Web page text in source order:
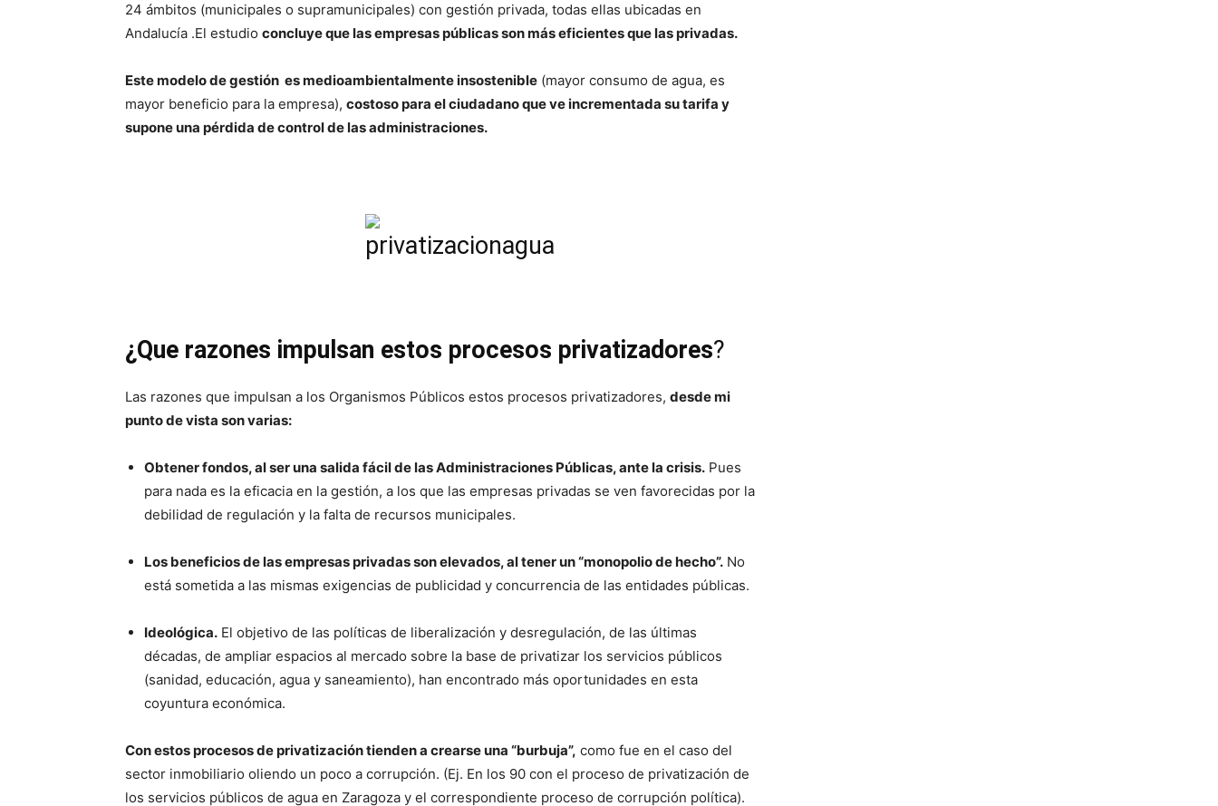
24 ámbitos (municipales o supramunicipales) con gestión privada, todas ellas ubicadas en
Andalucía .El estudio concluye que las empresas públicas son más eficientes que las privadas.
Este modelo de gestión es medioambientalmente insostenible (mayor consumo de agua, es
mayor beneficio para la empresa), costoso para el ciudadano que ve incrementada su tarifa y
supone una pérdida de control de las administraciones.
¿Que razones impulsan estos procesos privatizadores?
Las razones que impulsan a los Organismos Públicos estos procesos privatizadores, desde mi
punto de vista son varias:
Obtener fondos, al ser una salida fácil de las Administraciones Públicas, ante la crisis. Pues
para nada es la eficacia en la gestión, a los que las empresas privadas se ven favorecidas por la
debilidad de regulación y la falta de recursos municipales.
Los beneficios de las empresas privadas son elevados, al tener un “monopolio de hecho”. No
está sometida a las mismas exigencias de publicidad y concurrencia de las entidades públicas.
Ideológica. El objetivo de las políticas de liberalización y desregulación, de las últimas
décadas, de ampliar espacios al mercado sobre la base de privatizar los servicios públicos
(sanidad, educación, agua y saneamiento), han encontrado más oportunidades en esta
coyuntura económica.
Con estos procesos de privatización tienden a crearse una “burbuja”, como fue en el caso del
sector inmobiliario oliendo un poco a corrupción. (Ej. En los 90 con el proceso de privatización de
los servicios públicos de agua en Zaragoza y el correspondiente proceso de corrupción política).